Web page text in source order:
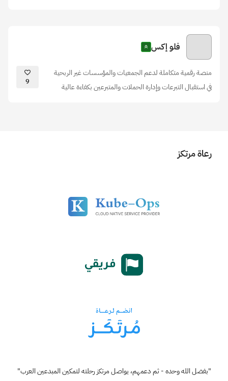
فلو إكس
منصة رقمية متكاملة لدعم الجمعيات والمؤسسات غير الربحية
في استقبال التبرعات وإدارة الحملات والمتبرعين بكفاءة عالية
9
رعاة مرتكز
"بفضل الله وحده - ثم دعمهم، يواصل مرتكز رحلته لتمكين المبدعين العرب"